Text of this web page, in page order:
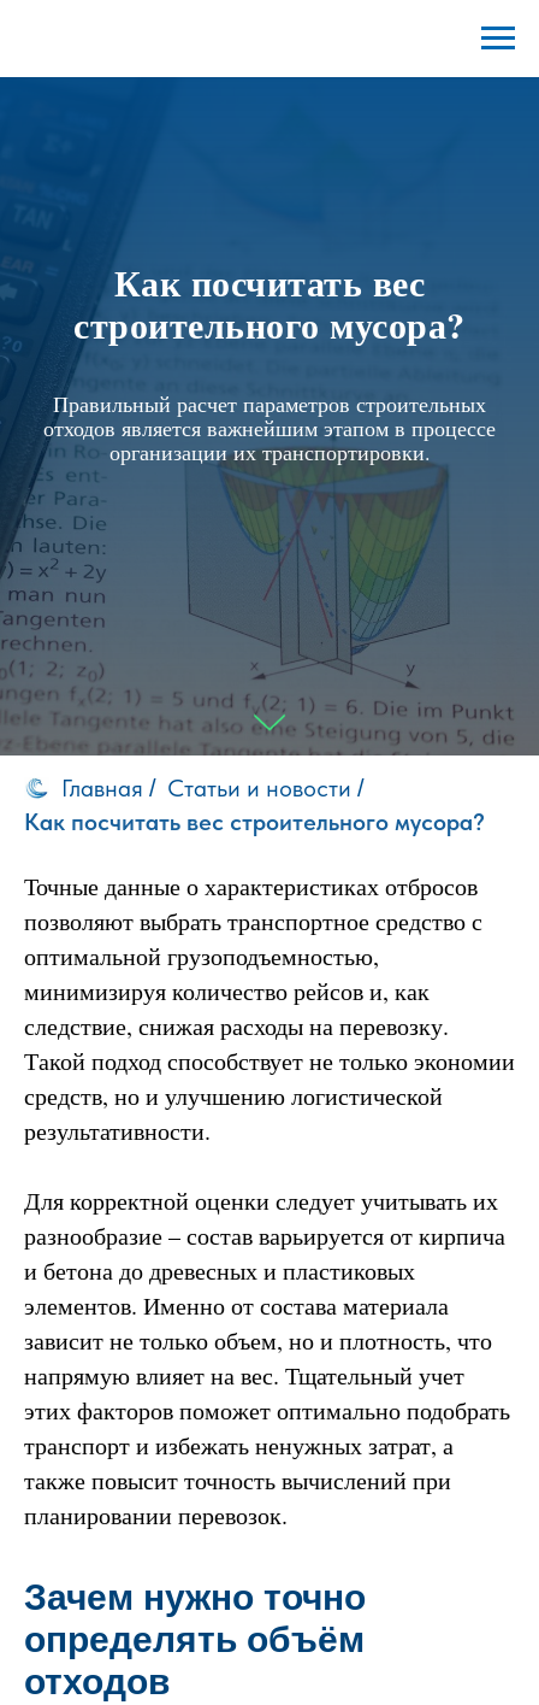
Как посчитать вес
строительного мусора?
Правильный расчет параметров строительных
отходов является важнейшим этапом в процессе
организации их транспортировки.
Главная / Статьи и новости /
Как посчитать вес строительного мусора?
Точные данные о характеристиках отбросов
позволяют выбрать транспортное средство с
оптимальной грузоподъемностью,
минимизируя количество рейсов и, как
следствие, снижая расходы на перевозку.
Такой подход способствует не только экономии
средств, но и улучшению логистической
результативности.
Для корректной оценки следует учитывать их
разнообразие – состав варьируется от кирпича
и бетона до древесных и пластиковых
элементов. Именно от состава материала
зависит не только объем, но и плотность, что
напрямую влияет на вес. Тщательный учет
этих факторов поможет оптимально подобрать
транспорт и избежать ненужных затрат, а
также повысит точность вычислений при
планировании перевозок.
Зачем нужно точно
определять объём
отходов